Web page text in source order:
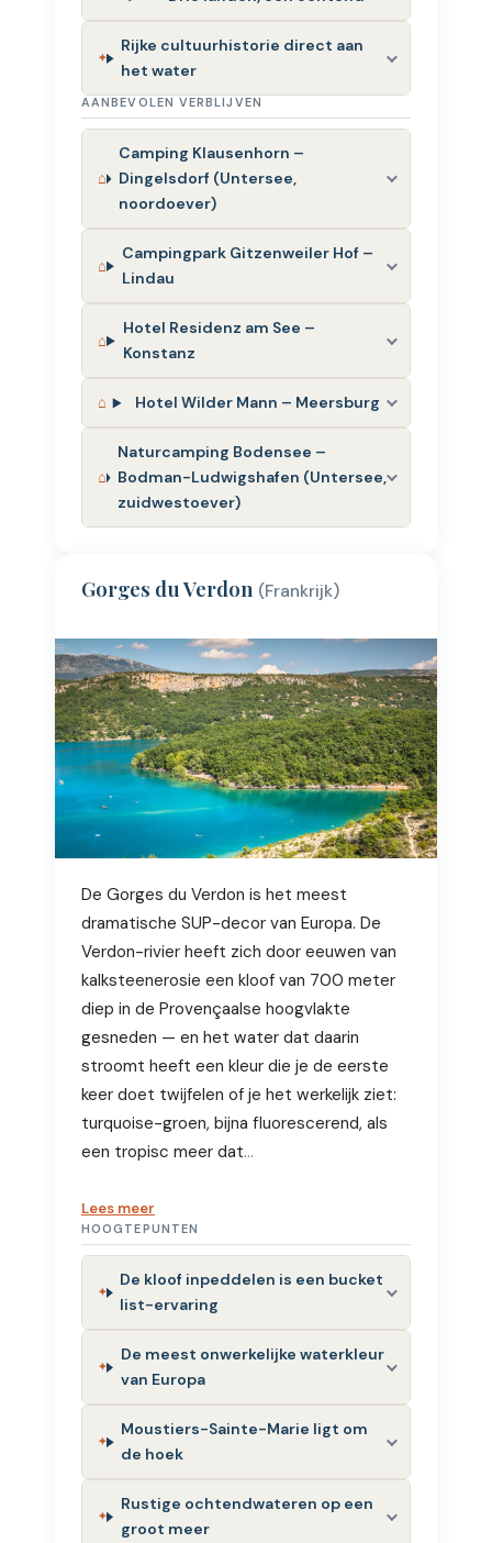
Rijke cultuurhistorie direct aan
het water
AANBEVOLEN VERBLIJVEN
Camping Klausenhorn –
Dingelsdorf (Untersee,
noordoever)
Campingpark Gitzenweiler Hof –
Lindau
Hotel Residenz am See –
Konstanz
Hotel Wilder Mann – Meersburg
Naturcamping Bodensee –
Bodman-Ludwigshafen (Untersee,
zuidwestoever)
Gorges du Verdon (Frankrijk)
De Gorges du Verdon is het meest
dramatische SUP-decor van Europa. De
Verdon-rivier heeft zich door eeuwen van
kalksteenerosie een kloof van 700 meter
diep in de Provençaalse hoogvlakte
gesneden — en het water dat daarin
stroomt heeft een kleur die je de eerste
keer doet twijfelen of je het werkelijk ziet:
turquoise-groen, bijna fluorescerend, als
een tropisc meer dat…
Lees meer
HOOGTEPUNTEN
De kloof inpeddelen is een bucket
list-ervaring
De meest onwerkelijke waterkleur
van Europa
Moustiers-Sainte-Marie ligt om
de hoek
Rustige ochtendwateren op een
groot meer